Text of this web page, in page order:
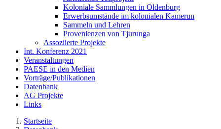
Koloniale Sammlungen in Oldenburg
Erwerbsumstände im kolonialen Kamerun
Sammeln und Lehren
Provenienzen von Tjurunga
Assoziierte Projekte
Int. Konferenz 2021
Veranstaltungen
PAESE in den Medien
Vorträge/Publikationen
Datenbank
AG Projekte
Links
Startseite